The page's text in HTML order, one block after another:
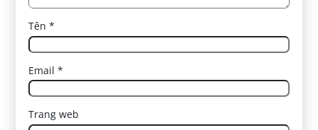
Tên*
Email*
Trang web